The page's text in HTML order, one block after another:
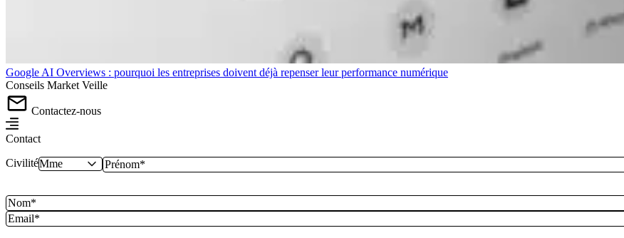
Google AI Overviews : pourquoi les entreprises doivent déjà repenser leur performance numérique
Conseils Market Veille
Contactez-nous
Contact
Civilité